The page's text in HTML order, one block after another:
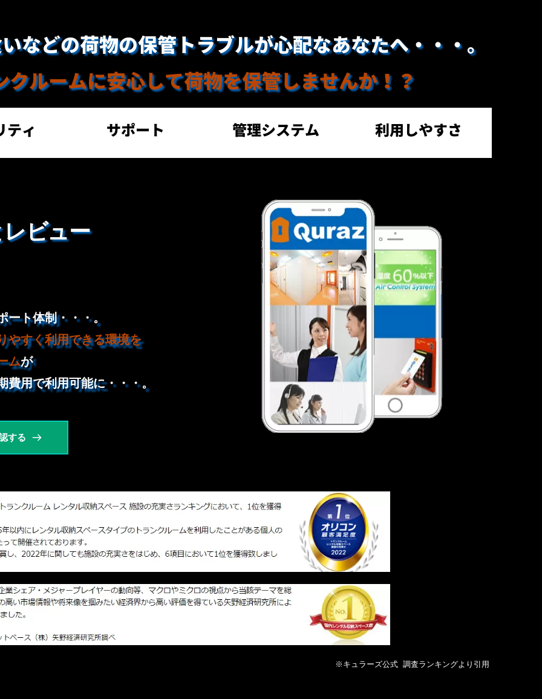
などの荷物の保管トラブルが心配なあなたへ・・・。
クルームに安心して荷物を保管しませんか！？
ティ サポート 管理システム 利用しやすさ
ビュー
ト体制・・・。
やすく利用できる環境を
ムが
用で利用可能に・・・。
する
※キュラーズ公式 調査ランキングより引用